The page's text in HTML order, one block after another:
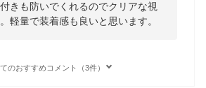
きも防いでくれるのでクリアな視
軽量で装着感も良いと思います。
のおすすめコメント（3件）